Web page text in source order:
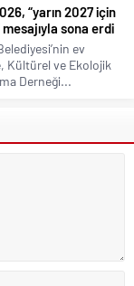
“yarın 2027 için
mesajıyla sona erdi
ev
Kültürel ve Ekolojik
Derneği...